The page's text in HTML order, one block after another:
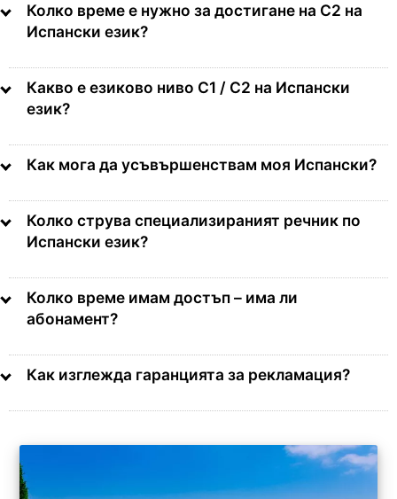
Колко време е нужно за достигане на C2 на
Испански език?
Какво е езиково ниво C1 / C2 на Испански
език?
Ниво C1/C2
Компетентно използване на
езика
Как мога да усъвършенствам моя Испански?
Колко струва специализираният речник по
Испански език?
Колко време имам достъп – има ли
абонамент?
Как изглежда гаранцията за рекламация?